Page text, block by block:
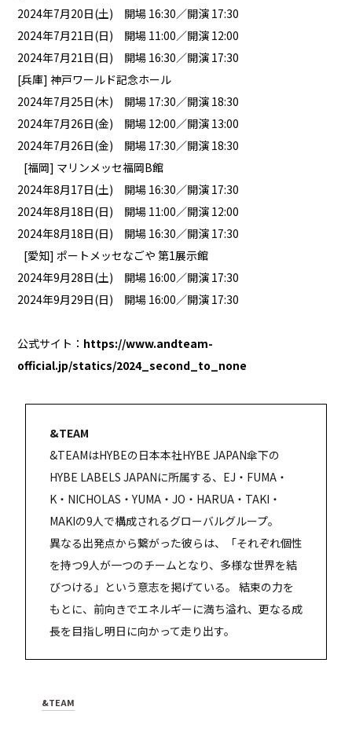
2024年7月20日(土) 開場 16:30／開演 17:30
2024年7月21日(日) 開場 11:00／開演 12:00
2024年7月21日(日) 開場 16:30／開演 17:30
[兵庫] 神戸ワールド記念ホール
2024年7月25日(木) 開場 17:30／開演 18:30
2024年7月26日(金) 開場 12:00／開演 13:00
2024年7月26日(金) 開場 17:30／開演 18:30
[福岡] マリンメッセ福岡B館
2024年8月17日(土) 開場 16:30／開演 17:30
2024年8月18日(日) 開場 11:00／開演 12:00
2024年8月18日(日) 開場 16:30／開演 17:30
[愛知] ポートメッセなごや 第1展示館
2024年9月28日(土) 開場 16:00／開演 17:30
2024年9月29日(日) 開場 16:00／開演 17:30
公式サイト： https://www.andteam-
official.jp/statics/2024_second_to_none
&TEAM
&TEAMはHYBEの日本本社HYBE JAPAN傘下の
HYBE LABELS JAPANに所属する、EJ・FUMA・
K・NICHOLAS・YUMA・JO・HARUA・TAKI・
MAKIの9人で構成されるグローバルグループ。
異なる出発点から繋がった彼らは、「それぞれ個性
を持つ9人が一つのチームとなり、多様な世界を結
びつける」という意志を掲げている。 結束の力を
もとに、前向きでエネルギーに満ち溢れ、更なる成
長を目指し明日に向かって走り出す。
&TEAM